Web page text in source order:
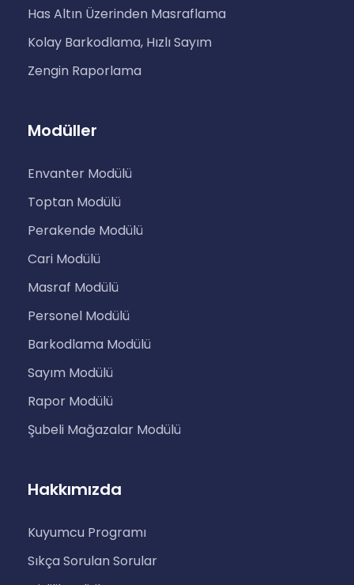
Has Altın Üzerinden Masraflama
Kolay Barkodlama, Hızlı Sayım
Zengin Raporlama
Modüller
Envanter Modülü
Toptan Modülü
Perakende Modülü
Cari Modülü
Masraf Modülü
Personel Modülü
Barkodlama Modülü
Sayım Modülü
Rapor Modülü
Şubeli Mağazalar Modülü
Hakkımızda
Kuyumcu Programı
Sıkça Sorulan Sorular